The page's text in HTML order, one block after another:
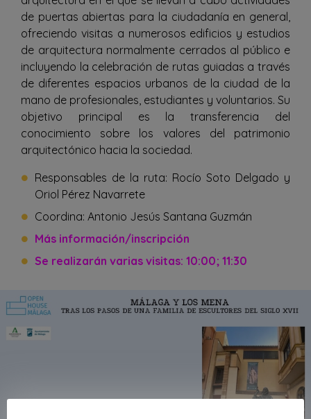
de puertas abiertas para la ciudadanía en general,
ofreciendo visitas a numerosos edificios y estudios
de arquitectura normalmente cerrados al público e
incluyendo la celebración de rutas guiadas a través
de diferentes espacios urbanos de la ciudad de la
mano de profesionales, estudiantes y voluntarios. Su
objetivo principal es la transferencia del
conocimiento sobre los valores del patrimonio
arquitectónico hacia la sociedad.
Responsables de la ruta: Rocío Soto Delgado y
Oriol Pérez Navarrete
Coordina: Antonio Jesús Santana Guzmán
Más información/inscripción
Se realizarán varias visitas: 10:00; 11:30